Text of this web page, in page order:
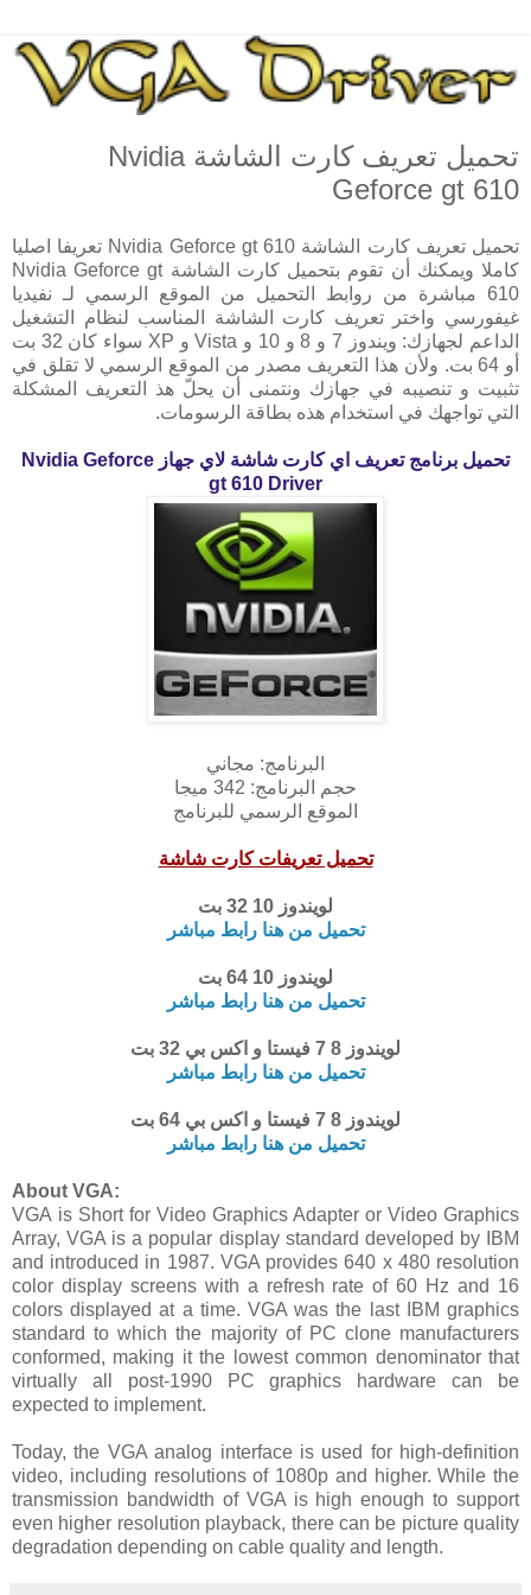
تحميل تعريف كارت الشاشة Nvidia
Geforce gt 610
تحميل تعريف كارت الشاشة Nvidia Geforce gt 610 تعريفا اصليا
كاملا ويمكنك أن تقوم بتحميل كارت الشاشة Nvidia Geforce gt
610 مباشرة من روابط التحميل من الموقع الرسمي لـ نفيديا
غيفورسي واختر تعريف كارت الشاشة المناسب لنظام التشغيل
الداعم لجهازك: ويندوز 7 و 8 و 10 و Vista و XP سواء كان 32 بت
أو 64 بت. ولأن هذا التعريف مصدر من الموقع الرسمي لا تقلق في
تثبيت و تنصيبه في جهازك ونتمنى أن يحلّ هذ التعريف المشكلة
التي تواجهك في استخدام هذه بطاقة الرسومات.
تحميل برنامج تعريف اي كارت شاشة لاي جهاز Nvidia Geforce
gt 610 Driver
البرنامج: مجاني
حجم البرنامج: 342 ميجا
الموقع الرسمي للبرنامج
تحميل تعريفات كارت شاشة
لويندوز 10 32 بت
تحميل من هنا رابط مباشر
لويندوز 10 64 بت
تحميل من هنا رابط مباشر
لويندوز 8 7 فيستا و اكس بي 32 بت
تحميل من هنا رابط مباشر
لويندوز 8 7 فيستا و اكس بي 64 بت
تحميل من هنا رابط مباشر
About VGA:
VGA is Short for Video Graphics Adapter or Video Graphics
Array, VGA is a popular display standard developed by IBM
and introduced in 1987. VGA provides 640 x 480 resolution
color display screens with a refresh rate of 60 Hz and 16
colors displayed at a time. VGA was the last IBM graphics
standard to which the majority of PC clone manufacturers
conformed, making it the lowest common denominator that
virtually all post-1990 PC graphics hardware can be
expected to implement.
Today, the VGA analog interface is used for high-definition
video, including resolutions of 1080p and higher. While the
transmission bandwidth of VGA is high enough to support
even higher resolution playback, there can be picture quality
degradation depending on cable quality and length.